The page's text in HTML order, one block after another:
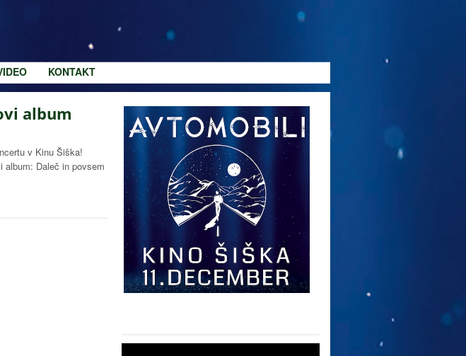
KONTAKT
album
v Kinu Šiška!
album: Daleč in povsem